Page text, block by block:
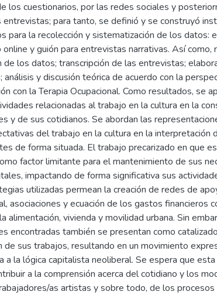
los cuestionarios, por las redes sociales y
entrevistas; para tanto, se definió y se construyó
para la recolección y sistematización de los datos:
online y guión para entrevistas narrativas. Así como,
de los datos; transcripción de las entrevistas;
análisis y discusión teórica de acuerdo con la
con la Terapia Ocupacional. Como resultados, se
relacionadas al trabajo en la cultura en la
y de sus cotidianos. Se abordan las
del trabajo en la cultura en la interpretación
de forma situada. El trabajo precarizado en que
factor limitante para el mantenimiento de sus
impactando de forma significativa sus
utilizadas permean la creación de redes de
asociaciones y ecuación de los gastos financieros
alimentación, vivienda y movilidad urbana. Sin
encontradas también se presentan como
de sus trabajos, resultando en un movimiento
a la lógica capitalista neoliberal. Se espera que
a la comprensión acerca del cotidiano y los
as artistas y sobre todo, de los